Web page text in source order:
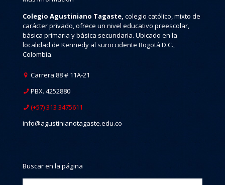
Colegio Agustiniano Tagaste, colegio católico, mixto de
carácter privado, ofrece un nivel educativo preescolar,
básica primaria y básica secundaria. Ubicado en la
localidad de Kennedy al suroccidente Bogotá D.C.,
Colombia.
Carrera 88 # 11A-21
PBX. 4252880
(+57) 313 3475611
info@agustinianotagaste.edu.co
Buscar en la página